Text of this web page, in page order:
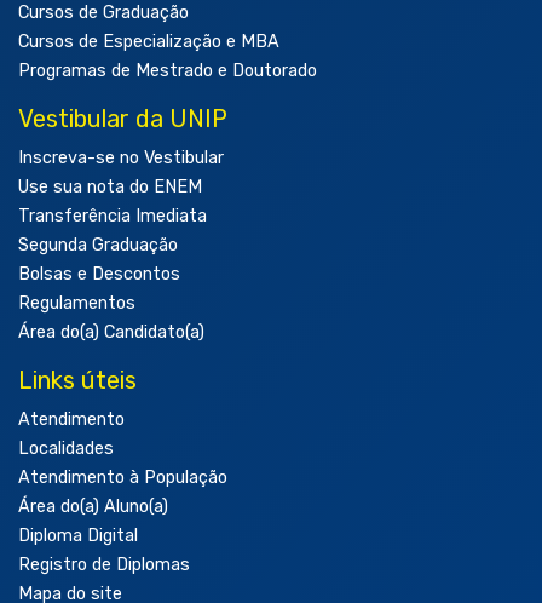
Cursos de Graduação
Cursos de Especialização e MBA
Programas de Mestrado e Doutorado
Vestibular da UNIP
Inscreva-se no Vestibular
Use sua nota do ENEM
Transferência Imediata
Segunda Graduação
Bolsas e Descontos
Regulamentos
Área do(a) Candidato(a)
Links úteis
Atendimento
Localidades
Atendimento à População
Área do(a) Aluno(a)
Diploma Digital
Registro de Diplomas
Mapa do site